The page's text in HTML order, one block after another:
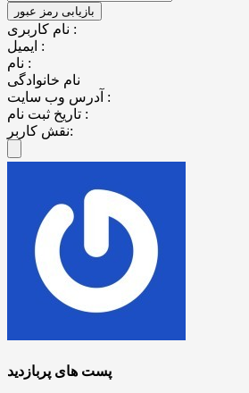
نام کاربری :
ایمیل :
نام :
نام خانوادگی
آدرس وب سایت :
تاریخ ثبت نام :
نقش کاربر:
پست های پربازدید